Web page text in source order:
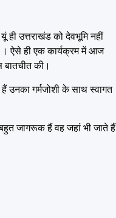
उत्तराखंड को देवभूमि नहीं
। ऐसे ही एक कार्यक्रम में आज
बातचीत की।
उनका गर्मजोशी के साथ स्वागत
जागरूक हैं वह जहां भी जाते हैं